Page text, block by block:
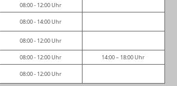
08:00 - 12:00 Uhr
08:00 - 14:00 Uhr
08:00 - 12:00 Uhr
08:00 - 12:00 Uhr 14:00 – 18:00 Uhr
08:00 - 12:00 Uhr